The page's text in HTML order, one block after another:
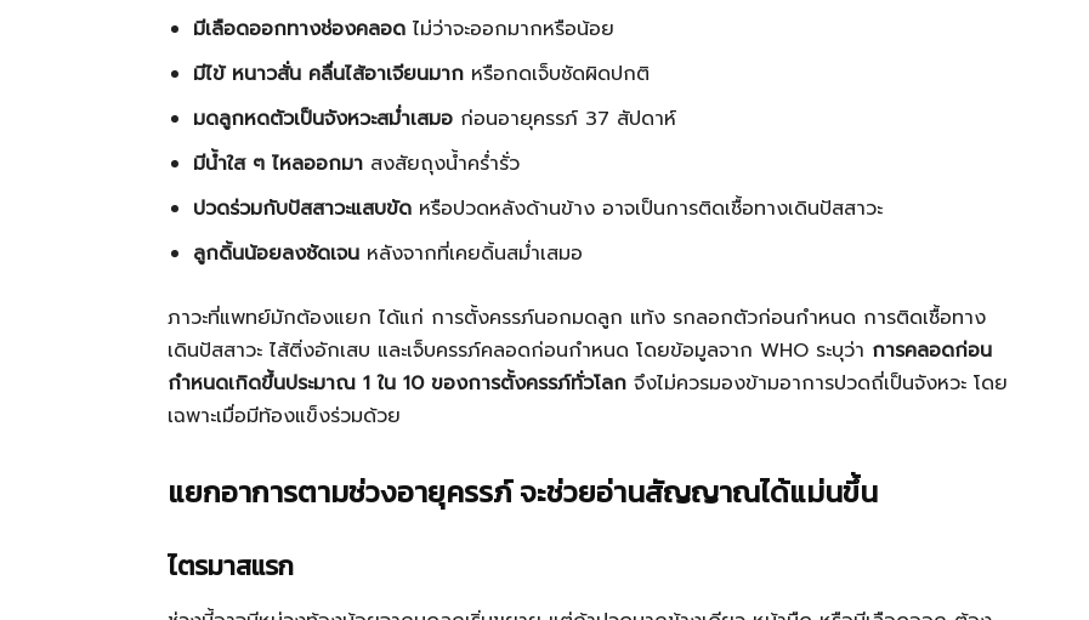
มีเลือดออกทางช่องคลอด ไม่ว่าจะออกมากหรือน้อย
มีไข้ หนาวสั่น คลื่นไส้อาเจียนมาก หรือกดเจ็บชัดผิดปกติ
มดลูกหดตัวเป็นจังหวะสม่ำเสมอ ก่อนอายุครรภ์ 37 สัปดาห์
มีน้ำใส ๆ ไหลออกมา สงสัยถุงน้ำคร่ำรั่ว
ปวดร่วมกับปัสสาวะแสบขัด หรือปวดหลังด้านข้าง อาจเป็นการติดเชื้อทางเดินปัสสาวะ
ลูกดิ้นน้อยลงชัดเจน หลังจากที่เคยดิ้นสม่ำเสมอ
ภาวะที่แพทย์มักต้องแยก ได้แก่ การตั้งครรภ์นอกมดลูก แท้ง รกลอกตัวก่อนกำหนด การติดเชื้อทาง
เดินปัสสาวะ ไส้ติ่งอักเสบ และเจ็บครรภ์คลอดก่อนกำหนด โดยข้อมูลจาก WHO ระบุว่า การคลอดก่อน
กำหนดเกิดขึ้นประมาณ 1 ใน 10 ของการตั้งครรภ์ทั่วโลก จึงไม่ควรมองข้ามอาการปวดถี่เป็นจังหวะ โดย
เฉพาะเมื่อมีท้องแข็งร่วมด้วย
แยกอาการตามช่วงอายุครรภ์ จะช่วยอ่านสัญญาณได้แม่นขึ้น
ไตรมาสแรก